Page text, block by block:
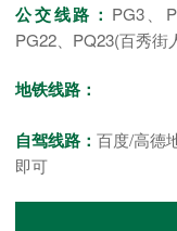
公交线路： PG3、
PG22、PQ23(百秀街
地铁线路：
自驾线路：百度/高德
即可